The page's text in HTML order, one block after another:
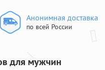
Анонимная доставка
по всей России
для мужчин